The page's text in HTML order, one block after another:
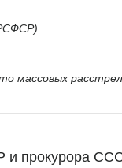
массовых
прокурора